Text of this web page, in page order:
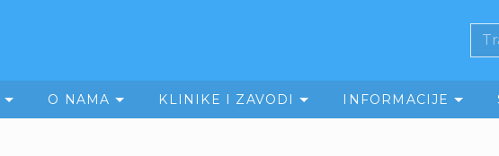
O NAMA KLINIKE I ZAVODI INFORMACIJE